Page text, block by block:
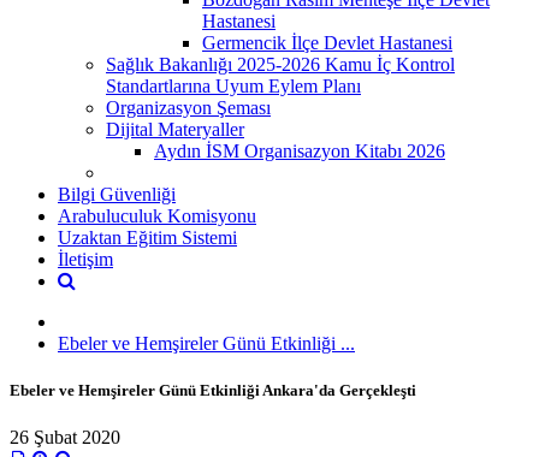
Hastanesi
Germencik İlçe Devlet Hastanesi
Sağlık Bakanlığı 2025-2026 Kamu İç Kontrol
Standartlarına Uyum Eylem Planı
Organizasyon Şeması
Dijital Materyaller
Aydın İSM Organisazyon Kitabı 2026
Bilgi Güvenliği
Arabuluculuk Komisyonu
Uzaktan Eğitim Sistemi
İletişim
Ebeler ve Hemşireler Günü Etkinliği ...
Ebeler ve Hemşireler Günü Etkinliği Ankara'da Gerçekleşti
26 Şubat 2020